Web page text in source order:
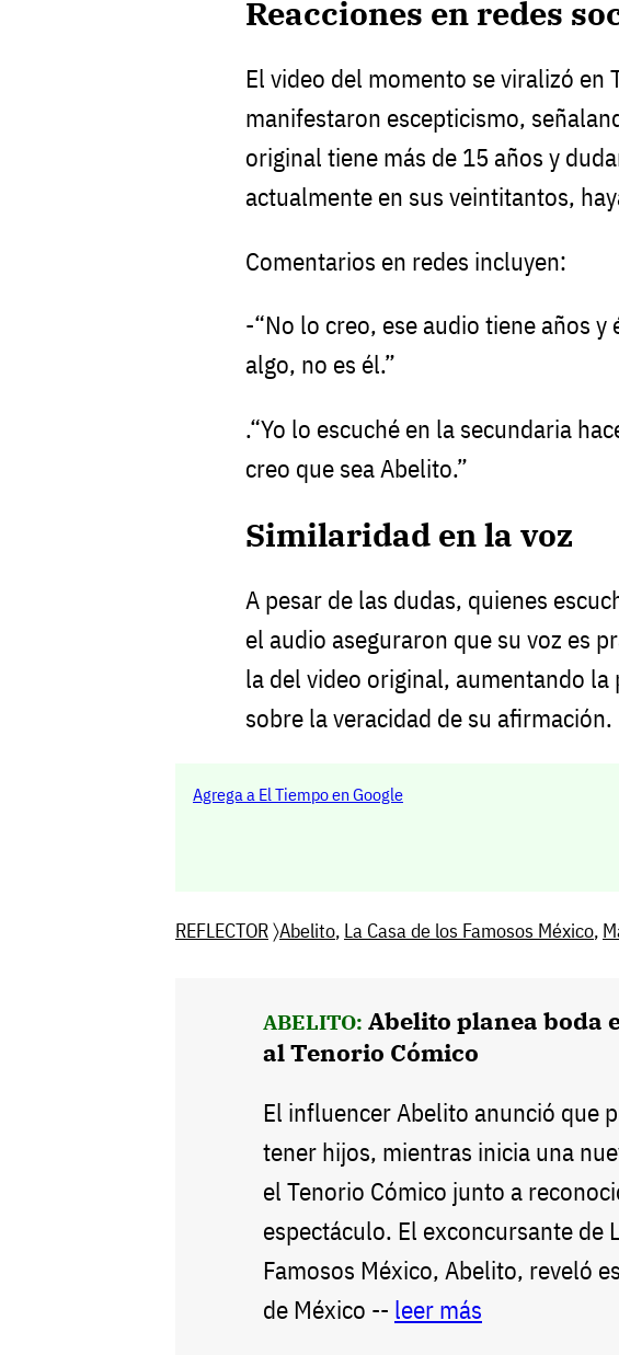
Reacciones en redes
El video del momento se viralizó en
manifestaron escepticismo,
original tiene más de 15 años y
actualmente en sus veintitantos,
Comentarios en redes incluyen:
-“No lo creo, ese audio tiene años y
algo, no es él.”
.“Yo lo escuché en la secundaria
creo que sea Abelito.”
Similaridad en la voz
A pesar de las dudas, quienes
el audio aseguraron que su voz es
la del video original, aumentando la
sobre la veracidad de su afirmación.
Agrega a El Tiempo en Google
REFLECTOR〉Abelito, La Casa de los Famosos México,
ABELITO: Abelito planea boda
al Tenorio Cómico
El influencer Abelito anunció que
tener hijos, mientras inicia una
el Tenorio Cómico junto a
espectáculo. El exconcursante de
Famosos México, Abelito, reveló
de México -- leer más